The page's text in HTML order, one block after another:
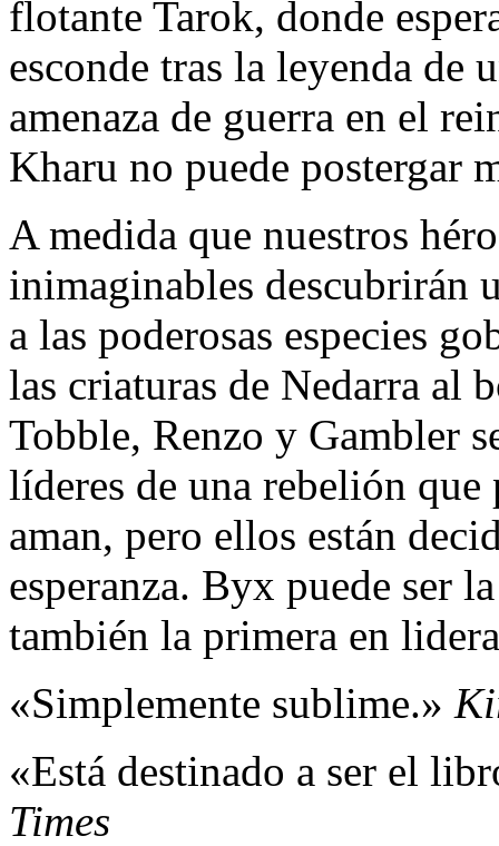
flotante Tarok, donde
esconde tras la leyenda de
amenaza de guerra en el
Kharu no puede postergar
A medida que nuestros
inimaginables descubrirán
a las poderosas especies
las criaturas de Nedarra al
Tobble, Renzo y Gambler
líderes de una rebelión
aman, pero ellos están
esperanza. Byx puede ser
también la primera en
«Simplemente sublime.»
«Está destinado a ser el
Times